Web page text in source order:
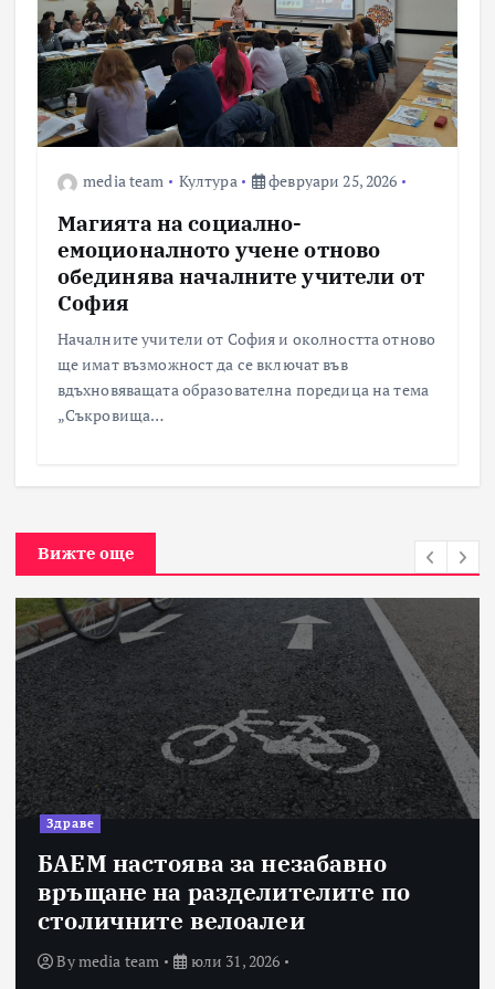
media team Култура февруари 25, 2026
Магията на социално-
емоционалното учене отново
обединява началните учители от
София
Началните учители от София и околността отново
ще имат възможност да се включат във
вдъхновяващата образователна поредица на тема
„Съкровища…
Вижте още
Здраве
БАЕМ настоява за незабавно
връщане на разделителите по
столичните велоалеи
Bymedia team юли 31, 2026